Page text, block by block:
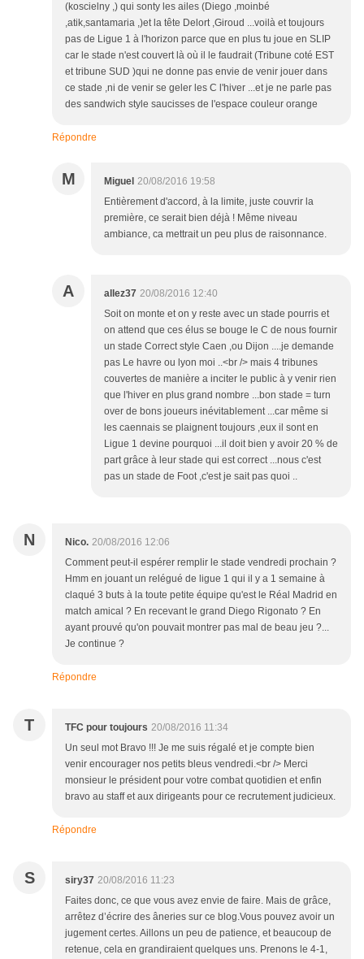
(koscielny ,) qui sonty les ailes (Diego ,moinbé
,atik,santamaria ,)et la tête Delort ,Giroud ...voilà et toujours
pas de Ligue 1 à l'horizon parce que en plus tu joue en SLIP
car le stade n'est couvert là où il le faudrait (Tribune coté EST
et tribune SUD )qui ne donne pas envie de venir jouer dans
ce stade ,ni de venir se geler les C l'hiver ...et je ne parle pas
des sandwich style saucisses de l'espace couleur orange
Répondre
M Miguel 20/08/2016 19:58
Entièrement d'accord, à la limite, juste couvrir la
première, ce serait bien déjà ! Même niveau
ambiance, ca mettrait un peu plus de raisonnance.
A allez37 20/08/2016 12:40
Soit on monte et on y reste avec un stade pourris et
on attend que ces élus se bouge le C de nous fournir
un stade Correct style Caen ,ou Dijon ....je demande
pas Le havre ou lyon moi ..<br /> mais 4 tribunes
couvertes de manière a inciter le public à y venir rien
que l'hiver en plus grand nombre ...bon stade = turn
over de bons joueurs inévitablement ...car même si
les caennais se plaignent toujours ,eux il sont en
Ligue 1 devine pourquoi ...il doit bien y avoir 20 % de
part grâce à leur stade qui est correct ...nous c'est
pas un stade de Foot ,c'est je sait pas quoi ..
N Nico. 20/08/2016 12:06
Comment peut-il espérer remplir le stade vendredi prochain ?
Hmm en jouant un relégué de ligue 1 qui il y a 1 semaine à
claqué 3 buts à la toute petite équipe qu'est le Réal Madrid en
match amical ? En recevant le grand Diego Rigonato ? En
ayant prouvé qu'on pouvait montrer pas mal de beau jeu ?...
Je continue ?
Répondre
T TFC pour toujours 20/08/2016 11:34
Un seul mot Bravo !!! Je me suis régalé et je compte bien
venir encourager nos petits bleus vendredi.<br /> Merci
monsieur le président pour votre combat quotidien et enfin
bravo au staff et aux dirigeants pour ce recrutement judicieux.
Répondre
S siry37 20/08/2016 11:23
Faites donc, ce que vous avez envie de faire. Mais de grâce,
arrêtez d’écrire des âneries sur ce blog.Vous pouvez avoir un
jugement certes. Aillons un peu de patience, et beaucoup de
retenue, cela en grandiraient quelques uns. Prenons le 4-1,